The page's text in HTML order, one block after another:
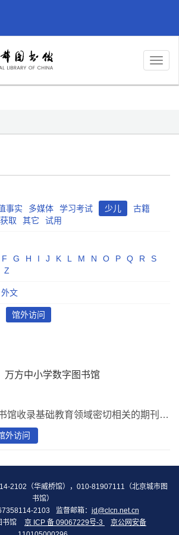
事实 多媒体 学习考试 少儿
古籍
取 其它 试用
F G H I J K L M N O P Q R
S
Z
外文
馆外访问
万方中小学数字图书馆
万方中小学数字图书馆收录基础教育领域密切相关的期刊、绘本、视频、微课、科普视界等十多种资源。
外访问
2102（华威桥馆），010-81907111（北京城市图
书馆）
2103
监督邮箱： jd@clcn.net.cn
书馆
京 ICP 备 09067229号-3
京公网安备